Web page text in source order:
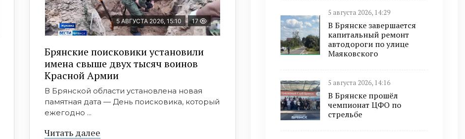
5 АВГУСТА 2026, 15:10 17
Брянские поисковики установили
имена свыше двух тысяч воинов
Красной Армии
В Брянской области установлена новая
памятная дата — День поисковика, который
ежегодно ...
Читать далее
5 августа 2026, 14:29
В Брянске завершается
капитальный ремонт
автодороги по улице
Маяковского
5 августа 2026, 14:16
В Брянске прошёл
чемпионат ЦФО по
стрельбе